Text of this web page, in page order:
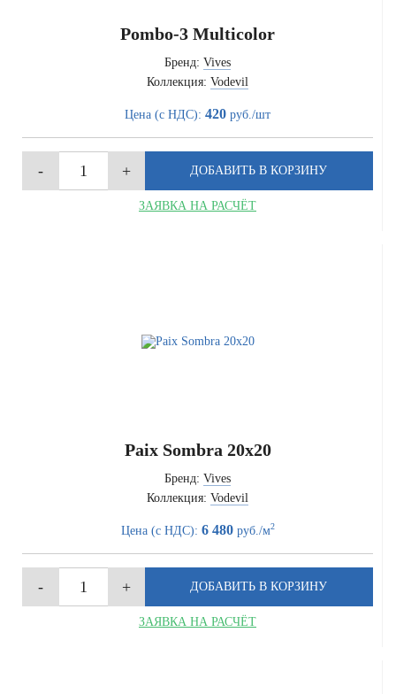
Pombo-3 Multicolor
Бренд: Vives
Коллекция: Vodevil
Цена (с НДС): 420 руб./шт
ЗАЯВКА НА РАСЧЁТ
Paix Sombra 20x20
Бренд: Vives
Коллекция: Vodevil
Цена (с НДС): 6 480руб./м2
ЗАЯВКА НА РАСЧЁТ